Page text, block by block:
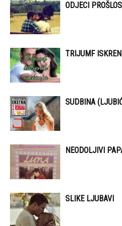
ODJECI
TRIJUMF
SUDBINA
NEODOLJIVI
SLIKE LJUBAVI